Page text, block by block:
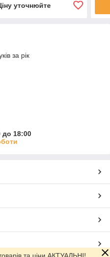
уточнюйте
за рік
до 18:00